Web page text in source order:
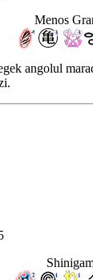
Menos
angolul